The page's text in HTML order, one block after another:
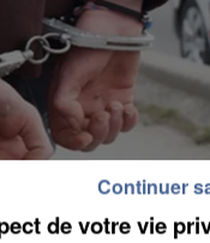
de votre vie
Continuer